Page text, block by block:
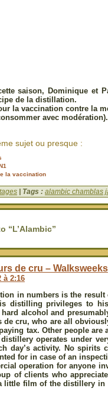
saison, Dominique et
de la distillation.
la vaccination contre la
avec modération).
sujet ou presque :
la vaccination
| Tags : alambic chamblas
“L’Alambic”
de cru – Walksweeks
à 2:16
in numbers is the result
distilling privileges to
alcohol and
de cru, who are all
tax. Other people
operates under
day’s activity. No spirits
for in case of an
operation for anyone
of clients who
little film of the distillery